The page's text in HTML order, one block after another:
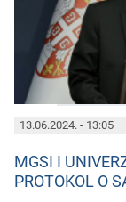
13.06.2024. - 13:05
MGSI I
PROTOKOL O